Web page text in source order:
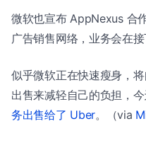
微软也宣布 AppNexus 合
广告销售网络，业务会在接
似乎微软正在快速瘦身，
出售来减轻自己的负担，
务出售给了 Uber。（via